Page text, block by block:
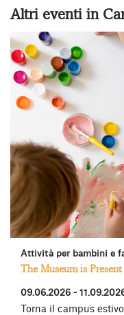
Altri eventi in
Attività per bambini e
The Museum is
09.06.2026 -
Torna il campus